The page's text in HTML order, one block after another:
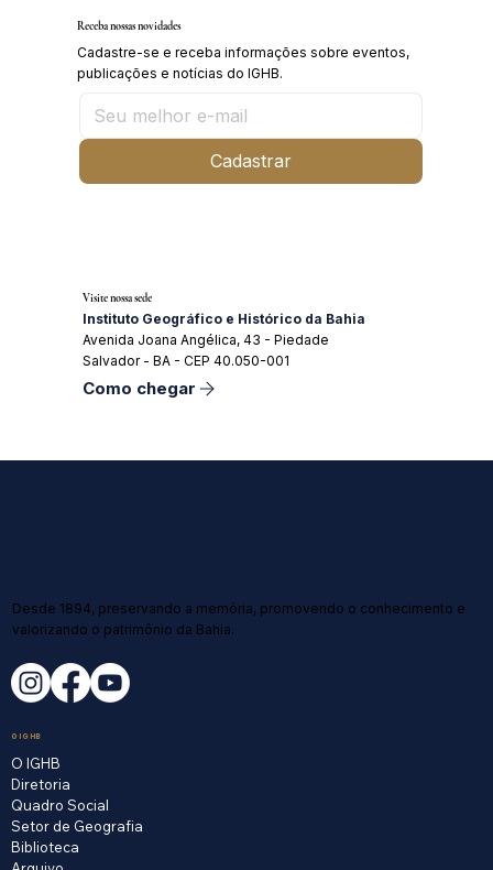
Receba nossas novidades
Cadastre-se e receba informações sobre eventos,
publicações e notícias do IGHB.
Cadastrar
Visite nossa sede
Instituto Geográfico e Histórico da Bahia
Avenida Joana Angélica, 43 - Piedade
Salvador - BA - CEP 40.050-001
Como chegar
Desde 1894, preservando a memória, promovendo o conhecimento e
valorizando o patrimônio da Bahia.
O IGHB
O IGHB
Diretoria
Quadro Social
Setor de Geografia
Biblioteca